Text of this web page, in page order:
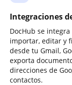
Integraciones
DocHub se
importar, editar y
desde tu Gmail,
exporta
direcciones de
contactos.